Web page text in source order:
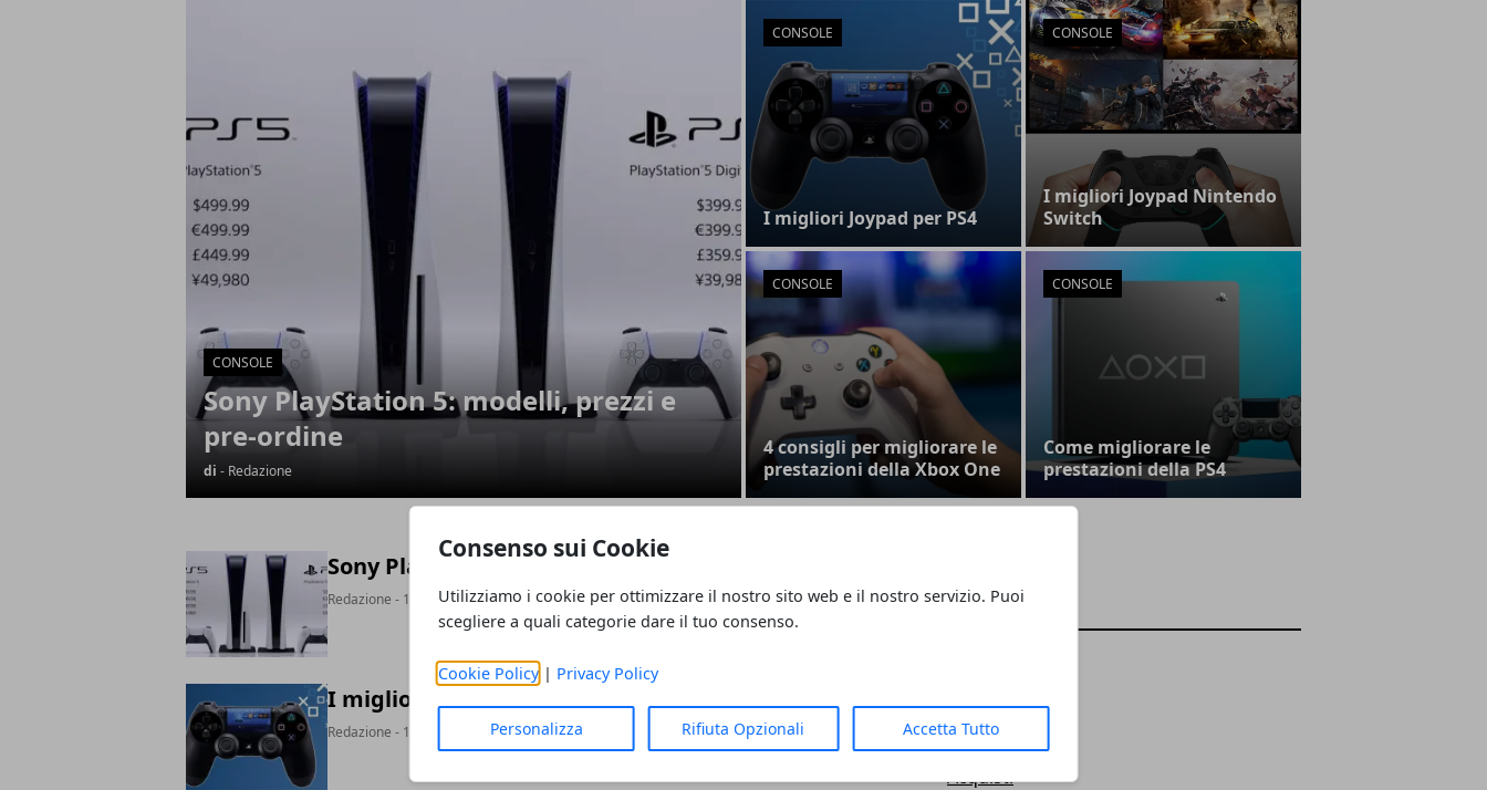
Consenso sui Cookie
Utilizziamo i cookie per ottimizzare il nostro sito web e il nostro servizio. Puoi
scegliere a quali categorie dare il tuo consenso.
Cookie Policy| Privacy Policy
Personalizza Rifiuta Opzionali Accetta Tutto
CONSOLE
Sony PlayStation 5: modelli, prezzi e
pre-ordine
di - Redazione
CONSOLE
I migliori Joypad per PS4
CONSOLE
I migliori Joypad Nintendo
Switch
CONSOLE
4 consigli per migliorare le
prestazioni della Xbox One
CONSOLE
Come migliorare le
prestazioni della PS4
Sony PlayStation 5: modelli, prezzi e pre-ordine
Redazione - 17 set 2020
I migliori Joypad per PS4
Redazione - 13 ago 2020
Lifestyle
Uncategorized
Acquisti